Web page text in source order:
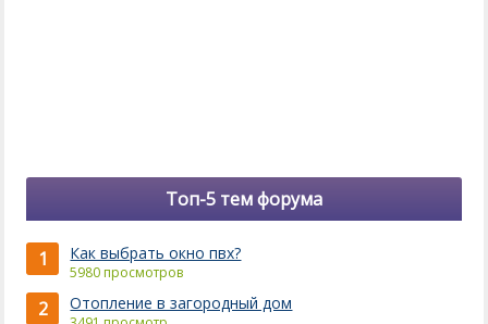
Топ-5 тем форума
1 Как выбрать окно пвх?
5980 просмотров
2 Отопление в загородный дом